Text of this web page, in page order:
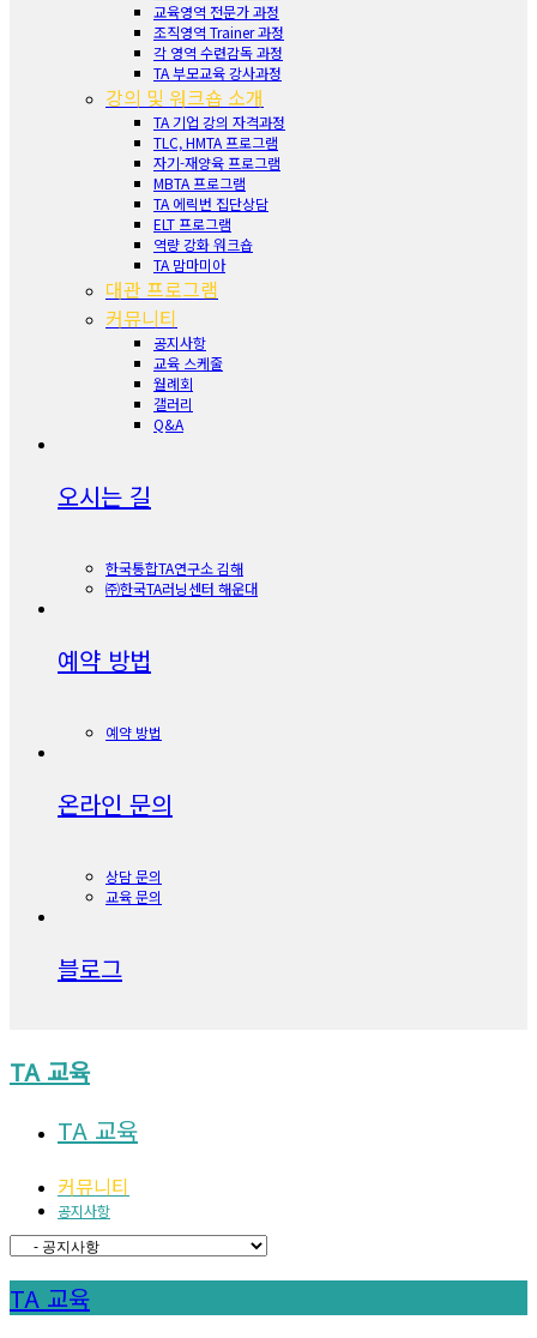
교육영역 전문가 과정
조직영역 Trainer 과정
각 영역 수련감독 과정
TA 부모교육 강사과정
강의 및 워크숍 소개
TA 기업 강의 자격과정
TLC, HMTA 프로그램
자기-재양육 프로그램
MBTA 프로그램
TA 에릭번 집단상담
ELT 프로그램
역량 강화 워크숍
TA 맘마미아
대관 프로그램
커뮤니티
공지사항
교육 스케줄
월례회
갤러리
Q&A
오시는 길
한국통합TA연구소 김해
㈜한국TA러닝센터 해운대
예약 방법
예약 방법
온라인 문의
상담 문의
교육 문의
블로그
TA 교육
TA 교육
커뮤니티
공지사항
TA 교육